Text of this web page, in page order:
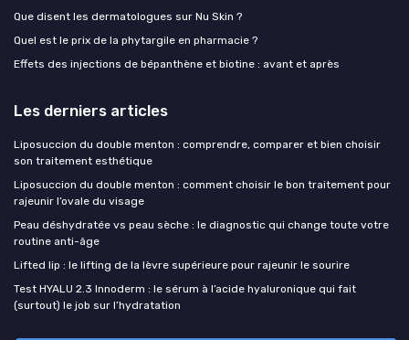
Que disent les dermatologues sur Nu Skin ?
Quel est le prix de la phytargile en pharmacie ?
Effets des injections de bépanthène et biotine : avant et après
Les derniers articles
Liposuccion du double menton : comprendre, comparer et bien choisir
son traitement esthétique
Liposuccion du double menton : comment choisir le bon traitement pour
rajeunir l’ovale du visage
Peau déshydratée vs peau sèche : le diagnostic qui change toute votre
routine anti-âge
Lifted lip : le lifting de la lèvre supérieure pour rajeunir le sourire
Test HYALU 2.3 Innoderm : le sérum à l’acide hyaluronique qui fait
(surtout) le job sur l’hydratation